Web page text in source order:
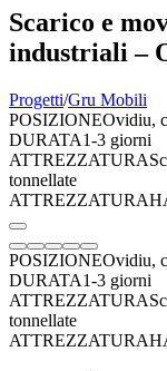
Scarico e
industriali –
Progetti/Gru Mobili
POSIZIONEOvidiu,
DURATA1-3 giorni
ATTREZZATURA
tonnellate
ATTREZZATURA
POSIZIONEOvidiu,
DURATA1-3 giorni
ATTREZZATURA
tonnellate
ATTREZZATURA